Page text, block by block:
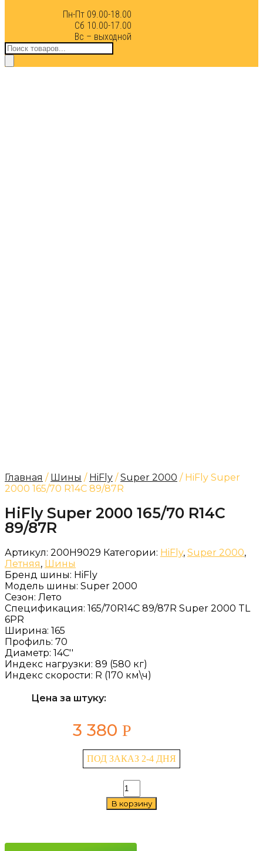
Пн-Пт 09.00-18.00
Сб 10.00-17.00
Вс – выходной
Поиск
товаров
Главная / Шины / HiFly /Super 2000 / HiFly Super
2000 165/70 R14C 89/87R
HiFly Super 2000 165/70 R14C
89/87R
Артикул: 200H9029 Категории: HiFly, Super 2000,
Летняя, Шины
Бренд шины: HiFly
Модель шины: Super 2000
Сезон: Лето
Спецификация: 165/70R14C 89/87R Super 2000 TL
6PR
Ширина: 165
Профиль: 70
Диаметр: 14C''
Индекс нагрузки: 89 (580 кг)
Индекс скорости: R (170 км\ч)
Цена за штуку:
3 380 Р
ПОД ЗАКАЗ 2-4 ДНЯ
Количество
товара
HiFly
R14C
В корзину